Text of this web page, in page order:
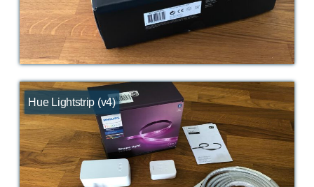
Hue Lightstrip (v4)